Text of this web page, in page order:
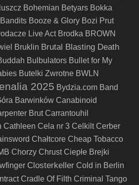
Bohemian Betyars Bokka
Booze & Glory Bozi Prut
Live Act Brodka BROWN
Bruklin Brutal Blasting Death
Bulbulators Bullet for My
Butelki Zwrotne BWLN
2025 Bydzia.com Band
Barwinków Canabinoid
Brut Carrantouhil
Cathleen Cela nr 3 Celkilt Cerber
Chałtcore Cheap Tobacco
Chorzy Chrust Ciepłe Brejki
Closterkeller Cold in Berlin
Cradle Of Filth Criminal Tango